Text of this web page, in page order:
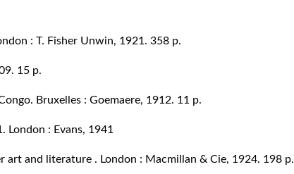
: T. Fisher Unwin, 1921. 358 p.
15 p.
Bruxelles : Goemaere, 1912. 11 p.
London : Evans, 1941
art and literature . London : Macmillan & Cie, 1924. 198 p.